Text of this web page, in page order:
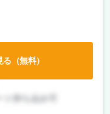
ト持ち込み可
（無料）